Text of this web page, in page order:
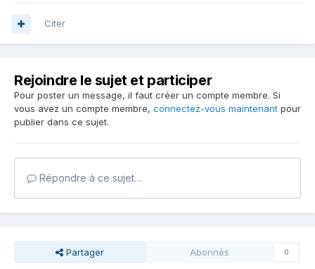
Citer
Rejoindre le sujet et participer
Pour poster un message, il faut créer un compte membre. Si
vous avez un compte membre, connectez-vous maintenant pour
publier dans ce sujet.
Répondre à ce sujet…
Partager Abonnés 0